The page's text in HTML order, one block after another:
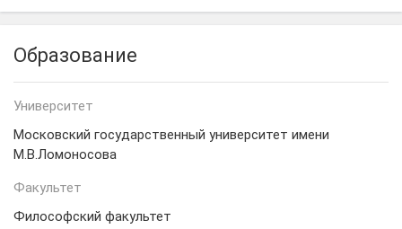
Образование
Университет
Московский государственный университет имени
М.В.Ломоносова
Факультет
Философский факультет